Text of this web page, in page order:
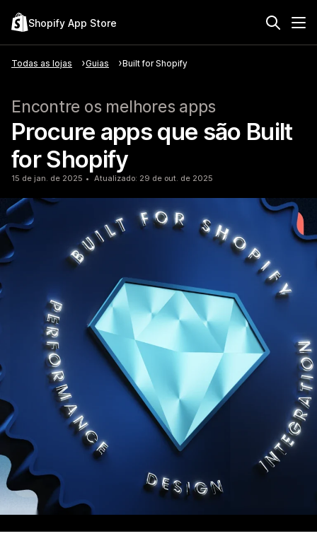
Shopify App Store
Todas as lojas Guias Built for Shopify
Encontre os melhores apps
Procure apps que são Built
for Shopify
15 de jan. de 2025 Atualizado: 29 de out. de 2025